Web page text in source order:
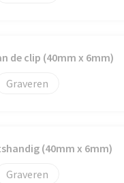
de clip (40mm x 6mm)
Graveren
(40mm x 6mm)
Graveren